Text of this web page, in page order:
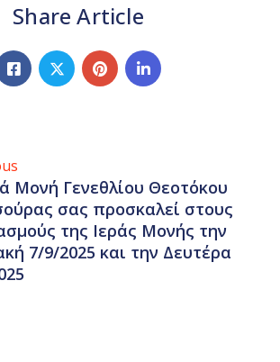
Share Article
Μονή Γενεθλίου Θεοτόκου
σας προσκαλεί στους
της Ιεράς Μονής την
7/9/2025 και την Δευτέρα